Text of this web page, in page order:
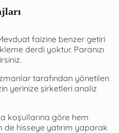
faizine benzer getiri
derdi yoktur. Paranızı
tarafından yönetilen
yerinize şirketleri analiz
koşullarına göre hem
hisseye yatırım yaparak